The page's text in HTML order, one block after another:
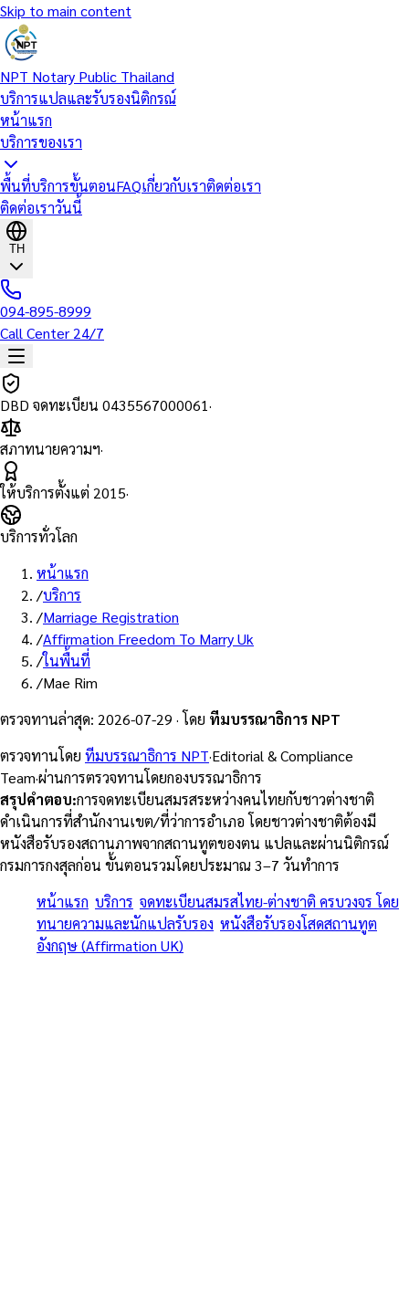
Skip to main content
NPT Notary Public Thailand
บริการแปลและรับรองนิติกรณ์
หน้าแรก
บริการของเรา
พื้นที่บริการขั้นตอนFAQเกี่ยวกับเราติดต่อเรา
ติดต่อเราวันนี้
TH
094-895-8999
Call Center 24/7
DBD จดทะเบียน 0435567000061·
สภาทนายความฯ·
ให้บริการตั้งแต่ 2015·
บริการทั่วโลก
หน้าแรก
/บริการ
/Marriage Registration
/Affirmation Freedom To Marry Uk
/ในพื้นที่
/Mae Rim
ตรวจทานล่าสุด: 2026-07-29 · โดย ทีมบรรณาธิการ NPT
ตรวจทานโดย ทีมบรรณาธิการ NPT·Editorial & Compliance
Team·ผ่านการตรวจทานโดยกองบรรณาธิการ
สรุปคำตอบ:การจดทะเบียนสมรสระหว่างคนไทยกับชาวต่างชาติ
ดำเนินการที่สำนักงานเขต/ที่ว่าการอำเภอ โดยชาวต่างชาติต้องมี
หนังสือรับรองสถานภาพจากสถานทูตของตน แปลและผ่านนิติกรณ์
กรมการกงสุลก่อน ขั้นตอนรวมโดยประมาณ 3–7 วันทำการ
หน้าแรก บริการ จดทะเบียนสมรสไทย-ต่างชาติ ครบวงจร โดย
ทนายความและนักแปลรับรอง หนังสือรับรองโสดสถานทูต
อังกฤษ (Affirmation UK)